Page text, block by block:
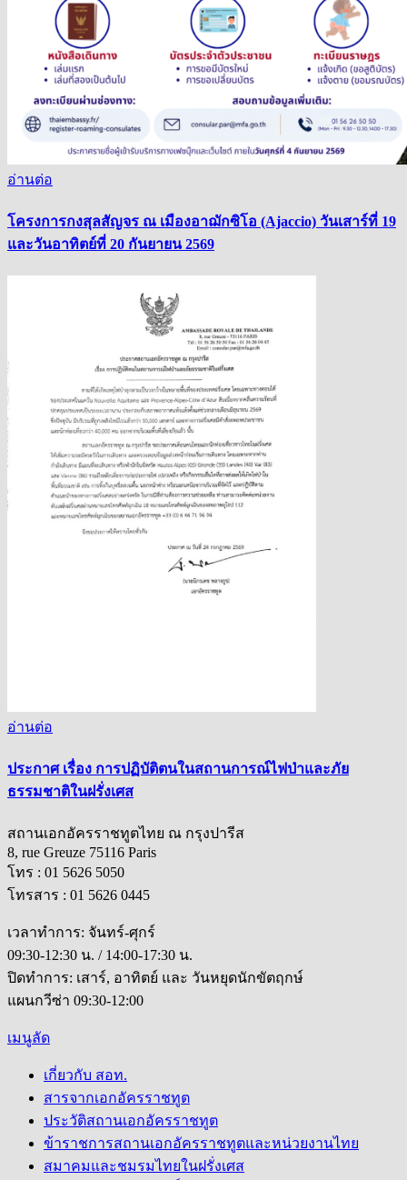
อ่านต่อ
โครงการกงสุลสัญจร ณ เมืองอาฌักซิโอ (Ajaccio) วันเสาร์ที่ 19
และวันอาทิตย์ที่ 20 กันยายน 2569
อ่านต่อ
ประกาศ เรื่อง การปฏิบัติตนในสถานการณ์ไฟป่าและภัย
ธรรมชาติในฝรั่งเศส
สถานเอกอัครราชทูตไทย ณ กรุงปารีส
8, rue Greuze 75116 Paris
โทร : 01 5626 5050
โทรสาร : 01 5626 0445
เวลาทำการ: จันทร์-ศุกร์
09:30-12:30 น. / 14:00-17:30 น.
ปิดทำการ: เสาร์, อาทิตย์ และ วันหยุดนักขัตฤกษ์
แผนกวีซ่า 09:30-12:00
เมนูลัด
เกี่ยวกับ สอท.
สารจากเอกอัครราชทูต
ประวัติสถานเอกอัครราชทูต
ข้าราชการสถานเอกอัครราชทูตและหน่วยงานไทย
สมาคมและชมรมไทยในฝรั่งเศส